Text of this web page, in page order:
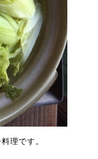
理です。